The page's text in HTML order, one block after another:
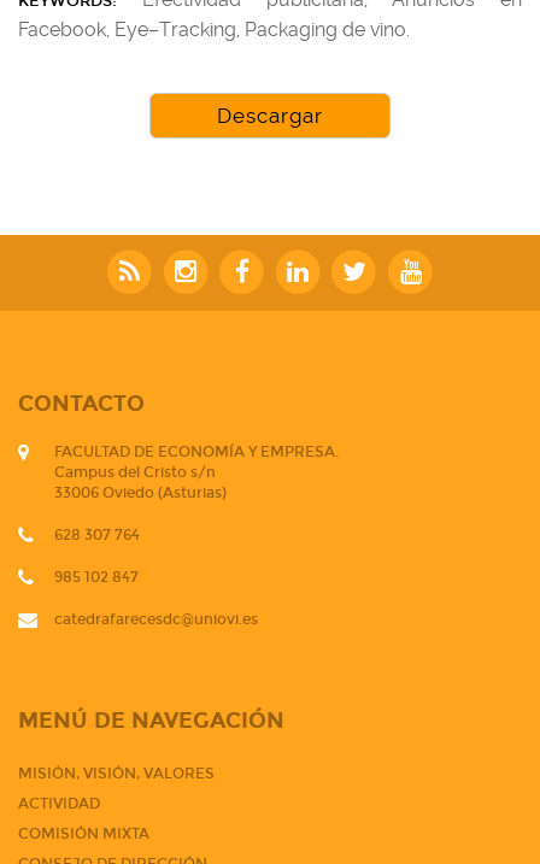
Facebook, Eye–Tracking, Packaging de vino.
Descargar
CONTACTO
FACULTAD DE ECONOMÍA Y EMPRESA.
Campus del Cristo s/n
33006 Oviedo (Asturias)
628 307 764
985 102 847
catedrafarecesdc@uniovi.es
MENÚ DE NAVEGACIÓN
MISIÓN, VISIÓN, VALORES
ACTIVIDAD
COMISIÓN MIXTA